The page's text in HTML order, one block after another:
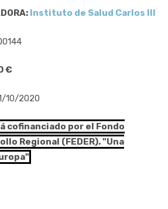
Instituto de Salud Carlos III
€
10/2020
cofinanciado por el Fondo
Regional (FEDER). "Una